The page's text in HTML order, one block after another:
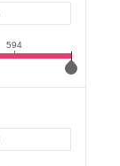
594